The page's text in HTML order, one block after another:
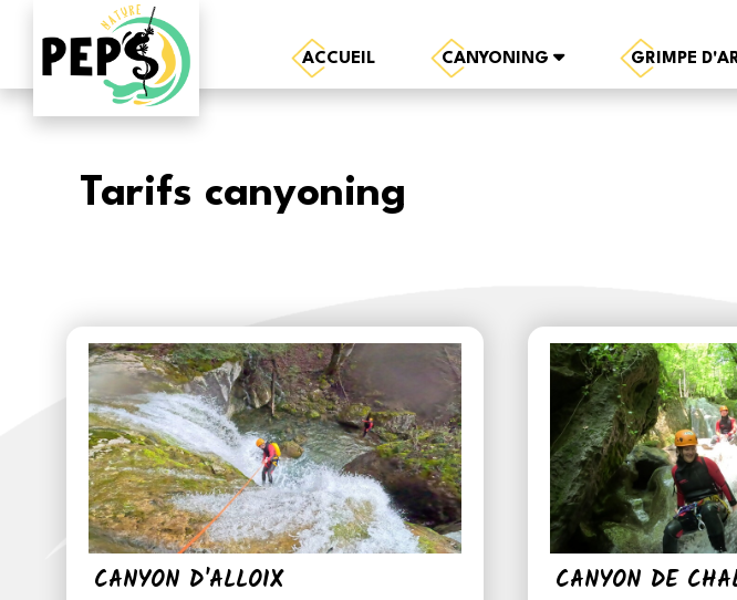
ACCUEIL CANYONING GRIMPE
Tarifs canyoning
CANYON D'ALLOIX CANYON DE